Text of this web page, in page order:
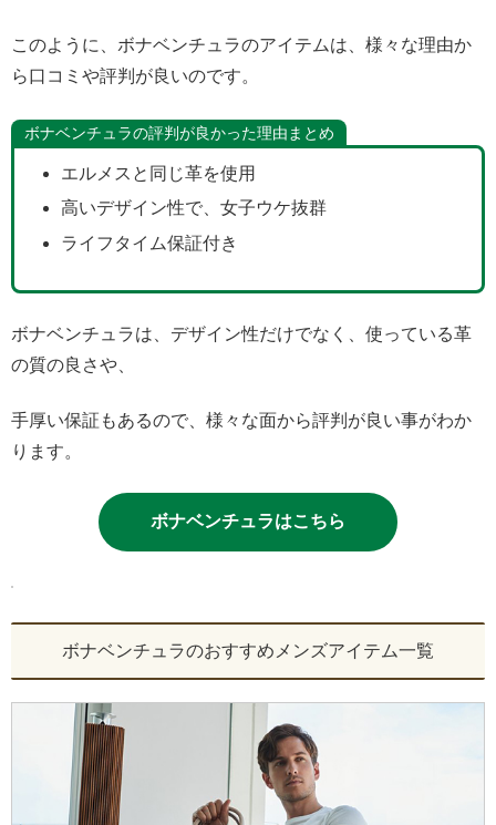
このように、ボナベンチュラのアイテムは、様々な理由か
ら口コミや評判が良いのです。
ボナベンチュラの評判が良かった理由まとめ
エルメスと同じ革を使用
高いデザイン性で、女子ウケ抜群
ライフタイム保証付き
ボナベンチュラは、デザイン性だけでなく、使っている革
の質の良さや、
手厚い保証もあるので、様々な面から評判が良い事がわか
ります。
ボナベンチュラはこちら
ボナベンチュラのおすすめメンズアイテム一覧